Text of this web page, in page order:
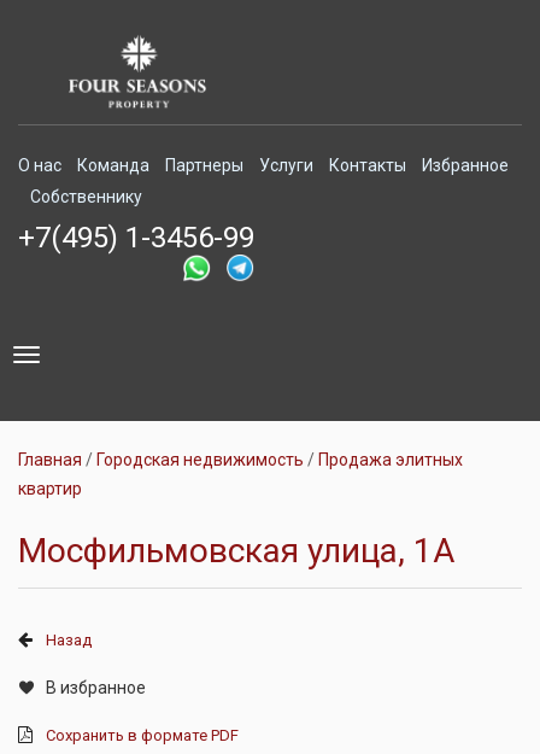
О нас Команда Партнеры Услуги Контакты
Избранное
Собственнику
+7(495) 1-3456-99
Toggle
Главная Городская недвижимость
Продажа элитных
квартир
Мосфильмовская улица, 1А
Назад
В избранное
Сохранить в формате PDF